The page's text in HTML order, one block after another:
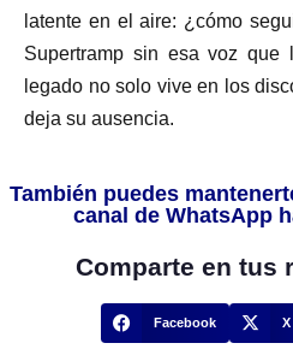
latente en el aire: ¿cómo
Supertramp sin esa voz que
legado no solo vive en los
deja su ausencia.
También puedes
canal de WhatsApp
Comparte en tus
Facebook X